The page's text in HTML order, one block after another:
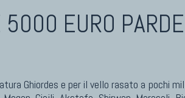
5000 EURO
Ghiordes e per il vello rasato a pochi